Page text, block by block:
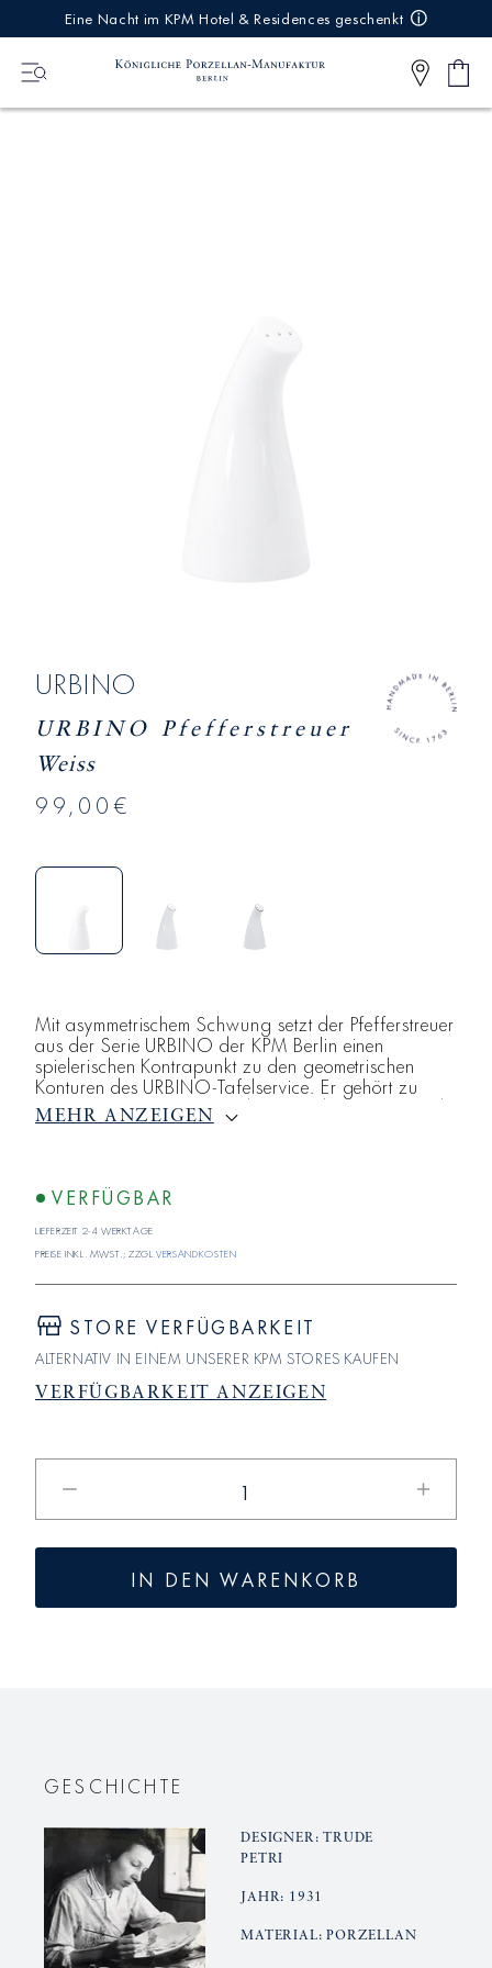
Eine Nacht im KPM Hotel & Residences geschenkt
0
Artikel
URBINO
URBINO Pfefferstreuer
Weiss
99,00€
Mit asymmetrischem Schwung setzt der Pfefferstreuer
aus der Serie URBINO der KPM Berlin einen
spielerischen Kontrapunkt zu den geometrischen
Konturen des URBINO-Tafelservice. Er gehört zu
einer vierteiligen Menage, bestehend aus Salz- und
Pfefferstreuer sowie Öl- und Essigflasche. Mit ihrer
Aufbruchstimmung der Fünfzigerjahre wider. Mehr
als zwanzig Jahre nach der Präsentation des
URBINO-Tafelservice traf auch
MEHR ANZEIGEN
VERFÜGBAR
Lieferzeit 2-4 Werktage
Preise inkl. MwSt.; zzgl. Versandkosten
STORE VERFÜGBARKEIT
ALTERNATIV IN EINEM UNSERER KPM STORES KAUFEN
VERFÜGBARKEIT ANZEIGEN
URBINO
Erhöhe
die
URBINO
IN DEN WARENKORB
GESCHICHTE
DESIGNER: TRUDE
PETRI
JAHR: 1931
MATERIAL: PORZELLAN